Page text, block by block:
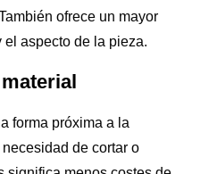
ofrece un mayor
aspecto de la pieza.
forma próxima a la
de cortar o